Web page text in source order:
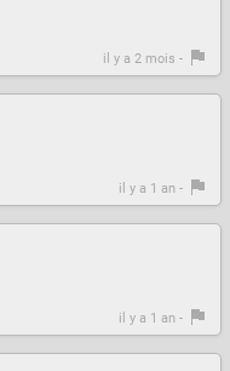
il y a 2 mois -
il y a 1 an -
il y a 1 an -